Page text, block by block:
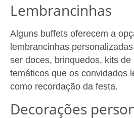
Lembrancinhas
Alguns buffets oferecem a
lembrancinhas
ser doces, brinquedos, kits
temáticos que os convidados
como recordação da festa.
Decorações